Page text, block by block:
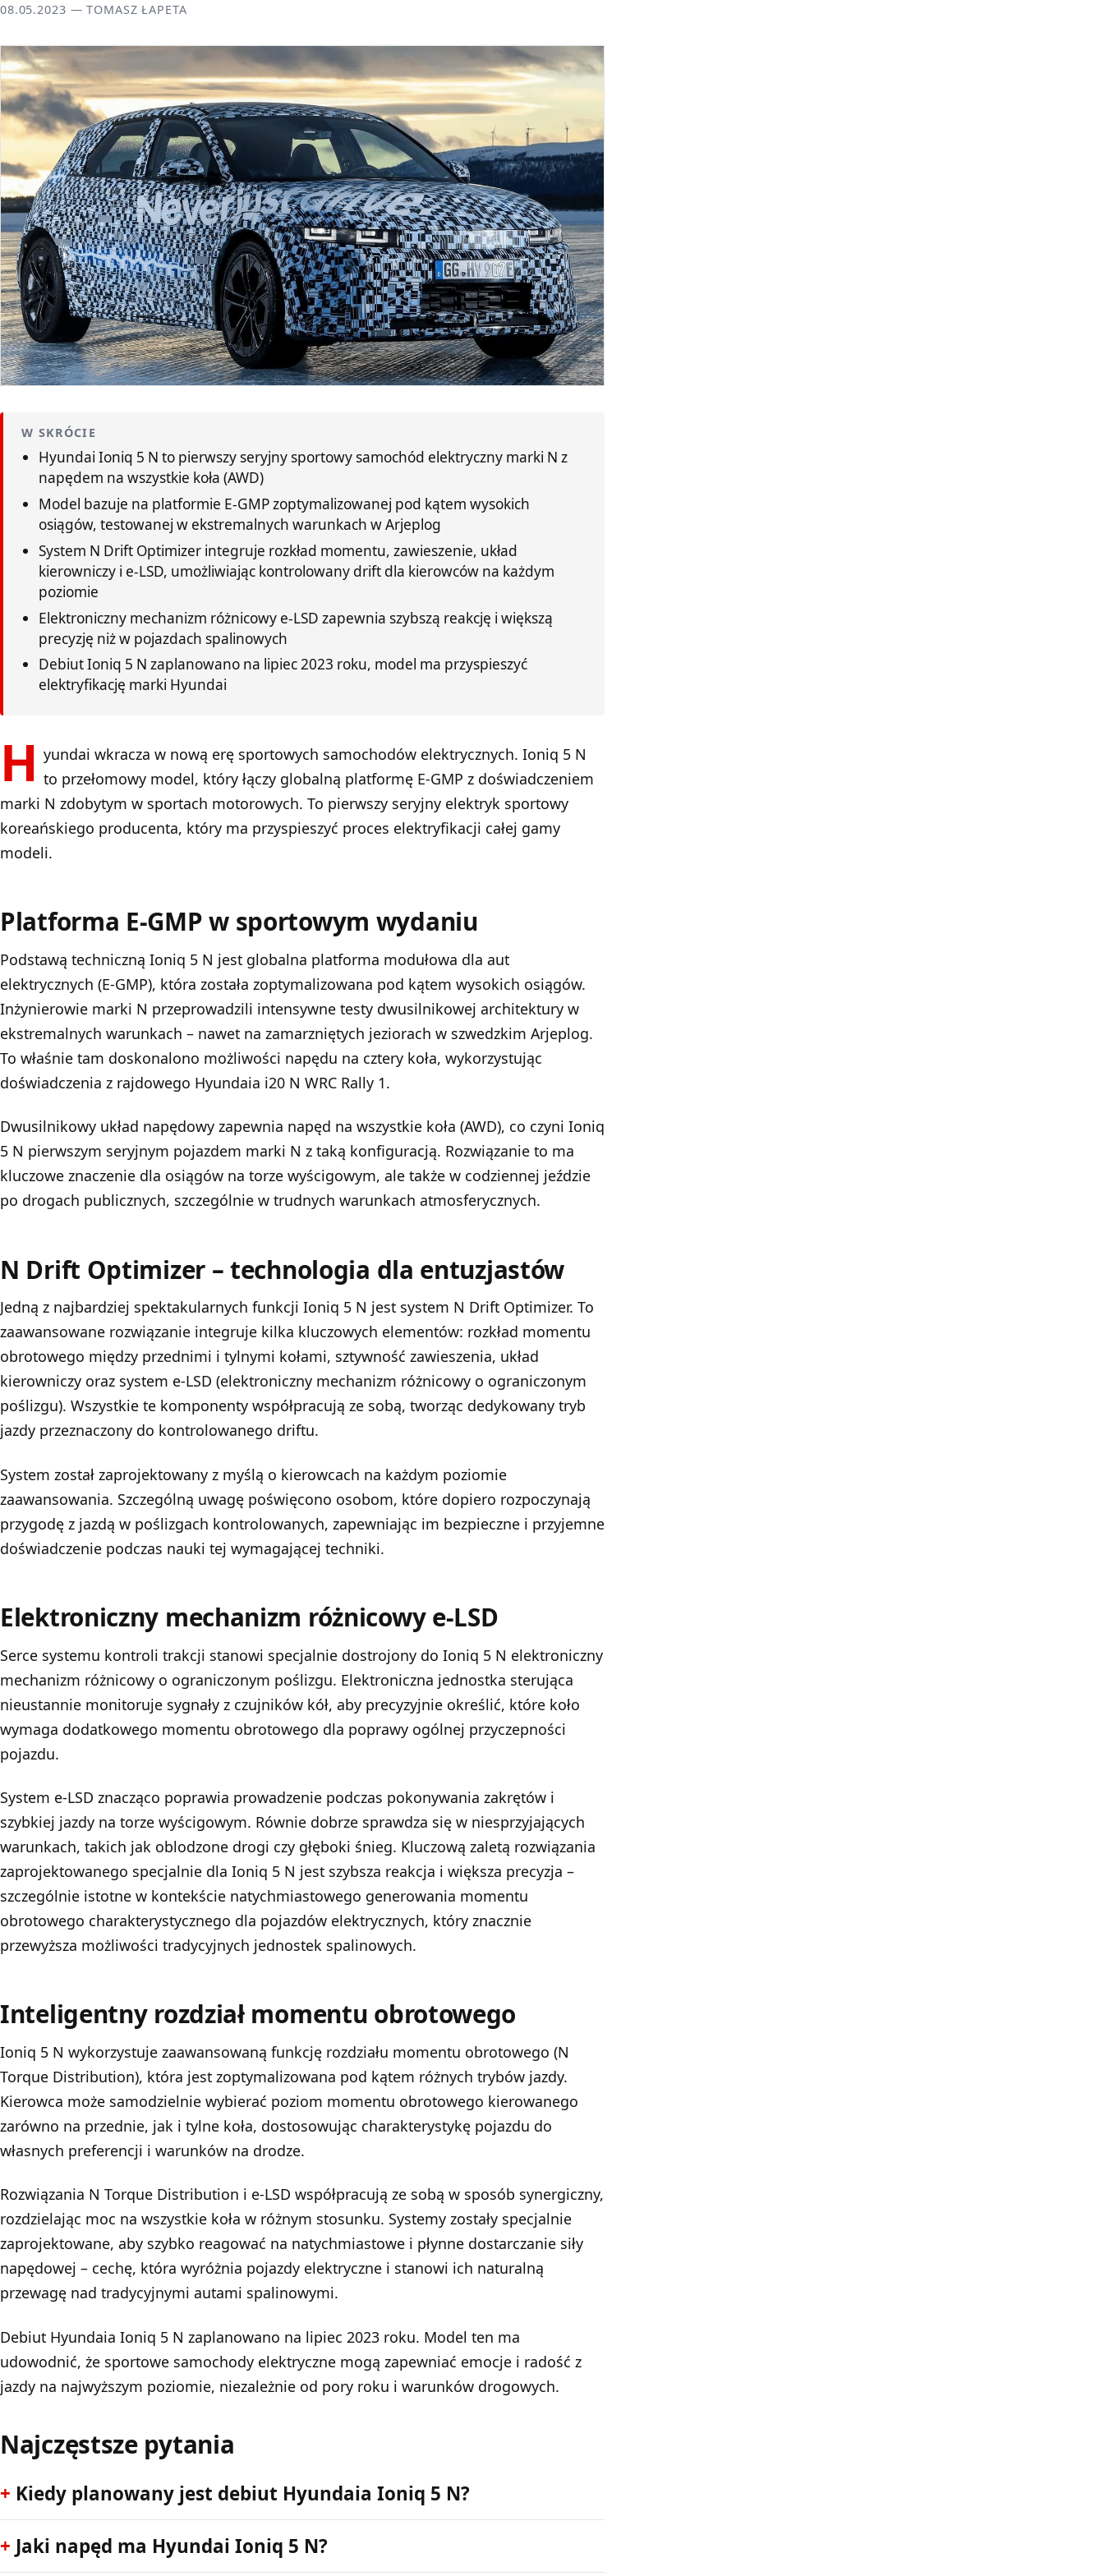
08.05.2023 — TOMASZ ŁAPETA
W SKRÓCIE
Hyundai Ioniq 5 N to pierwszy seryjny sportowy samochód elektryczny marki N z
napędem na wszystkie koła (AWD)
Model bazuje na platformie E-GMP zoptymalizowanej pod kątem wysokich
osiągów, testowanej w ekstremalnych warunkach w Arjeplog
System N Drift Optimizer integruje rozkład momentu, zawieszenie, układ
kierowniczy i e-LSD, umożliwiając kontrolowany drift dla kierowców na każdym
poziomie
Elektroniczny mechanizm różnicowy e-LSD zapewnia szybszą reakcję i większą
precyzję niż w pojazdach spalinowych
Debiut Ioniq 5 N zaplanowano na lipiec 2023 roku, model ma przyspieszyć
elektryfikację marki Hyundai
H yundai wkracza w nową erę sportowych samochodów elektrycznych. Ioniq 5 N
to przełomowy model, który łączy globalną platformę E-GMP z doświadczeniem
marki N zdobytym w sportach motorowych. To pierwszy seryjny elektryk sportowy
koreańskiego producenta, który ma przyspieszyć proces elektryfikacji całej gamy
modeli.
Platforma E-GMP w sportowym wydaniu
Podstawą techniczną Ioniq 5 N jest globalna platforma modułowa dla aut
elektrycznych (E-GMP), która została zoptymalizowana pod kątem wysokich osiągów.
Inżynierowie marki N przeprowadzili intensywne testy dwusilnikowej architektury w
ekstremalnych warunkach – nawet na zamarzniętych jeziorach w szwedzkim Arjeplog.
To właśnie tam doskonalono możliwości napędu na cztery koła, wykorzystując
doświadczenia z rajdowego Hyundaia i20 N WRC Rally 1.
Dwusilnikowy układ napędowy zapewnia napęd na wszystkie koła (AWD), co czyni Ioniq
5 N pierwszym seryjnym pojazdem marki N z taką konfiguracją. Rozwiązanie to ma
kluczowe znaczenie dla osiągów na torze wyścigowym, ale także w codziennej jeździe
po drogach publicznych, szczególnie w trudnych warunkach atmosferycznych.
N Drift Optimizer – technologia dla entuzjastów
Jedną z najbardziej spektakularnych funkcji Ioniq 5 N jest system N Drift Optimizer. To
zaawansowane rozwiązanie integruje kilka kluczowych elementów: rozkład momentu
obrotowego między przednimi i tylnymi kołami, sztywność zawieszenia, układ
kierowniczy oraz system e-LSD (elektroniczny mechanizm różnicowy o ograniczonym
poślizgu). Wszystkie te komponenty współpracują ze sobą, tworząc dedykowany tryb
jazdy przeznaczony do kontrolowanego driftu.
System został zaprojektowany z myślą o kierowcach na każdym poziomie
zaawansowania. Szczególną uwagę poświęcono osobom, które dopiero rozpoczynają
przygodę z jazdą w poślizgach kontrolowanych, zapewniając im bezpieczne i przyjemne
doświadczenie podczas nauki tej wymagającej techniki.
Elektroniczny mechanizm różnicowy e-LSD
Serce systemu kontroli trakcji stanowi specjalnie dostrojony do Ioniq 5 N elektroniczny
mechanizm różnicowy o ograniczonym poślizgu. Elektroniczna jednostka sterująca
nieustannie monitoruje sygnały z czujników kół, aby precyzyjnie określić, które koło
wymaga dodatkowego momentu obrotowego dla poprawy ogólnej przyczepności
pojazdu.
System e-LSD znacząco poprawia prowadzenie podczas pokonywania zakrętów i
szybkiej jazdy na torze wyścigowym. Równie dobrze sprawdza się w niesprzyjających
warunkach, takich jak oblodzone drogi czy głęboki śnieg. Kluczową zaletą rozwiązania
zaprojektowanego specjalnie dla Ioniq 5 N jest szybsza reakcja i większa precyzja –
szczególnie istotne w kontekście natychmiastowego generowania momentu
obrotowego charakterystycznego dla pojazdów elektrycznych, który znacznie
przewyższa możliwości tradycyjnych jednostek spalinowych.
Inteligentny rozdział momentu obrotowego
Ioniq 5 N wykorzystuje zaawansowaną funkcję rozdziału momentu obrotowego (N
Torque Distribution), która jest zoptymalizowana pod kątem różnych trybów jazdy.
Kierowca może samodzielnie wybierać poziom momentu obrotowego kierowanego
zarówno na przednie, jak i tylne koła, dostosowując charakterystykę pojazdu do
własnych preferencji i warunków na drodze.
Rozwiązania N Torque Distribution i e-LSD współpracują ze sobą w sposób synergiczny,
rozdzielając moc na wszystkie koła w różnym stosunku. Systemy zostały specjalnie
zaprojektowane, aby szybko reagować na natychmiastowe i płynne dostarczanie siły
napędowej – cechę, która wyróżnia pojazdy elektryczne i stanowi ich naturalną
przewagę nad tradycyjnymi autami spalinowymi.
Debiut Hyundaia Ioniq 5 N zaplanowano na lipiec 2023 roku. Model ten ma
udowodnić, że sportowe samochody elektryczne mogą zapewniać emocje i radość z
jazdy na najwyższym poziomie, niezależnie od pory roku i warunków drogowych.
Najczęstsze pytania
Kiedy planowany jest debiut Hyundaia Ioniq 5 N?
Jaki napęd ma Hyundai Ioniq 5 N?